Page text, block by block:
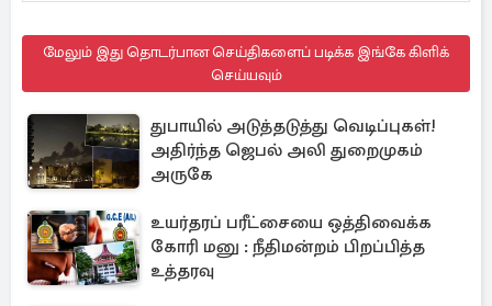
மேலும் இது தொடர்பான செய்திகளைப் படிக்க இங்கே கிளிக்
செய்யவும்
துபாயில் அடுத்தடுத்து வெடிப்புகள்!
அதிர்ந்த ஜெபல் அலி துறைமுகம்
அருகே
உயர்தரப் பரீட்சையை ஒத்திவைக்க
கோரி மனு : நீதிமன்றம் பிறப்பித்த
உத்தரவு